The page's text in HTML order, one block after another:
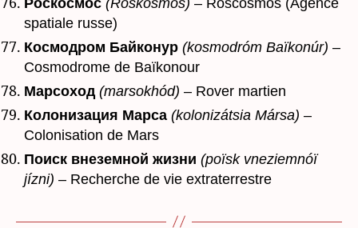
spatiale russe)
Космодром Байконур (kosmodróm Baïkonúr) –
Cosmodrome de Baïkonour
Марсоход (marsokhód) – Rover martien
Колонизация Марса (kolonizátsia Mársa) –
Colonisation de Mars
Поиск внеземной жизни (poïsk vneziemnóï
jízni) – Recherche de vie extraterrestre